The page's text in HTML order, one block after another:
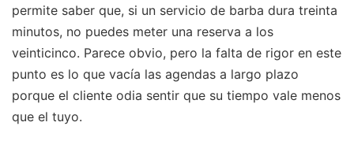
permite saber que, si un servicio de barba dura treinta
minutos, no puedes meter una reserva a los
veinticinco. Parece obvio, pero la falta de rigor en este
punto es lo que vacía las agendas a largo plazo
porque el cliente odia sentir que su tiempo vale menos
que el tuyo.